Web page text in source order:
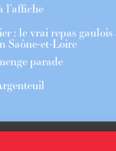
l’affiche
: le vrai repas
Saône-et-Loire
parade